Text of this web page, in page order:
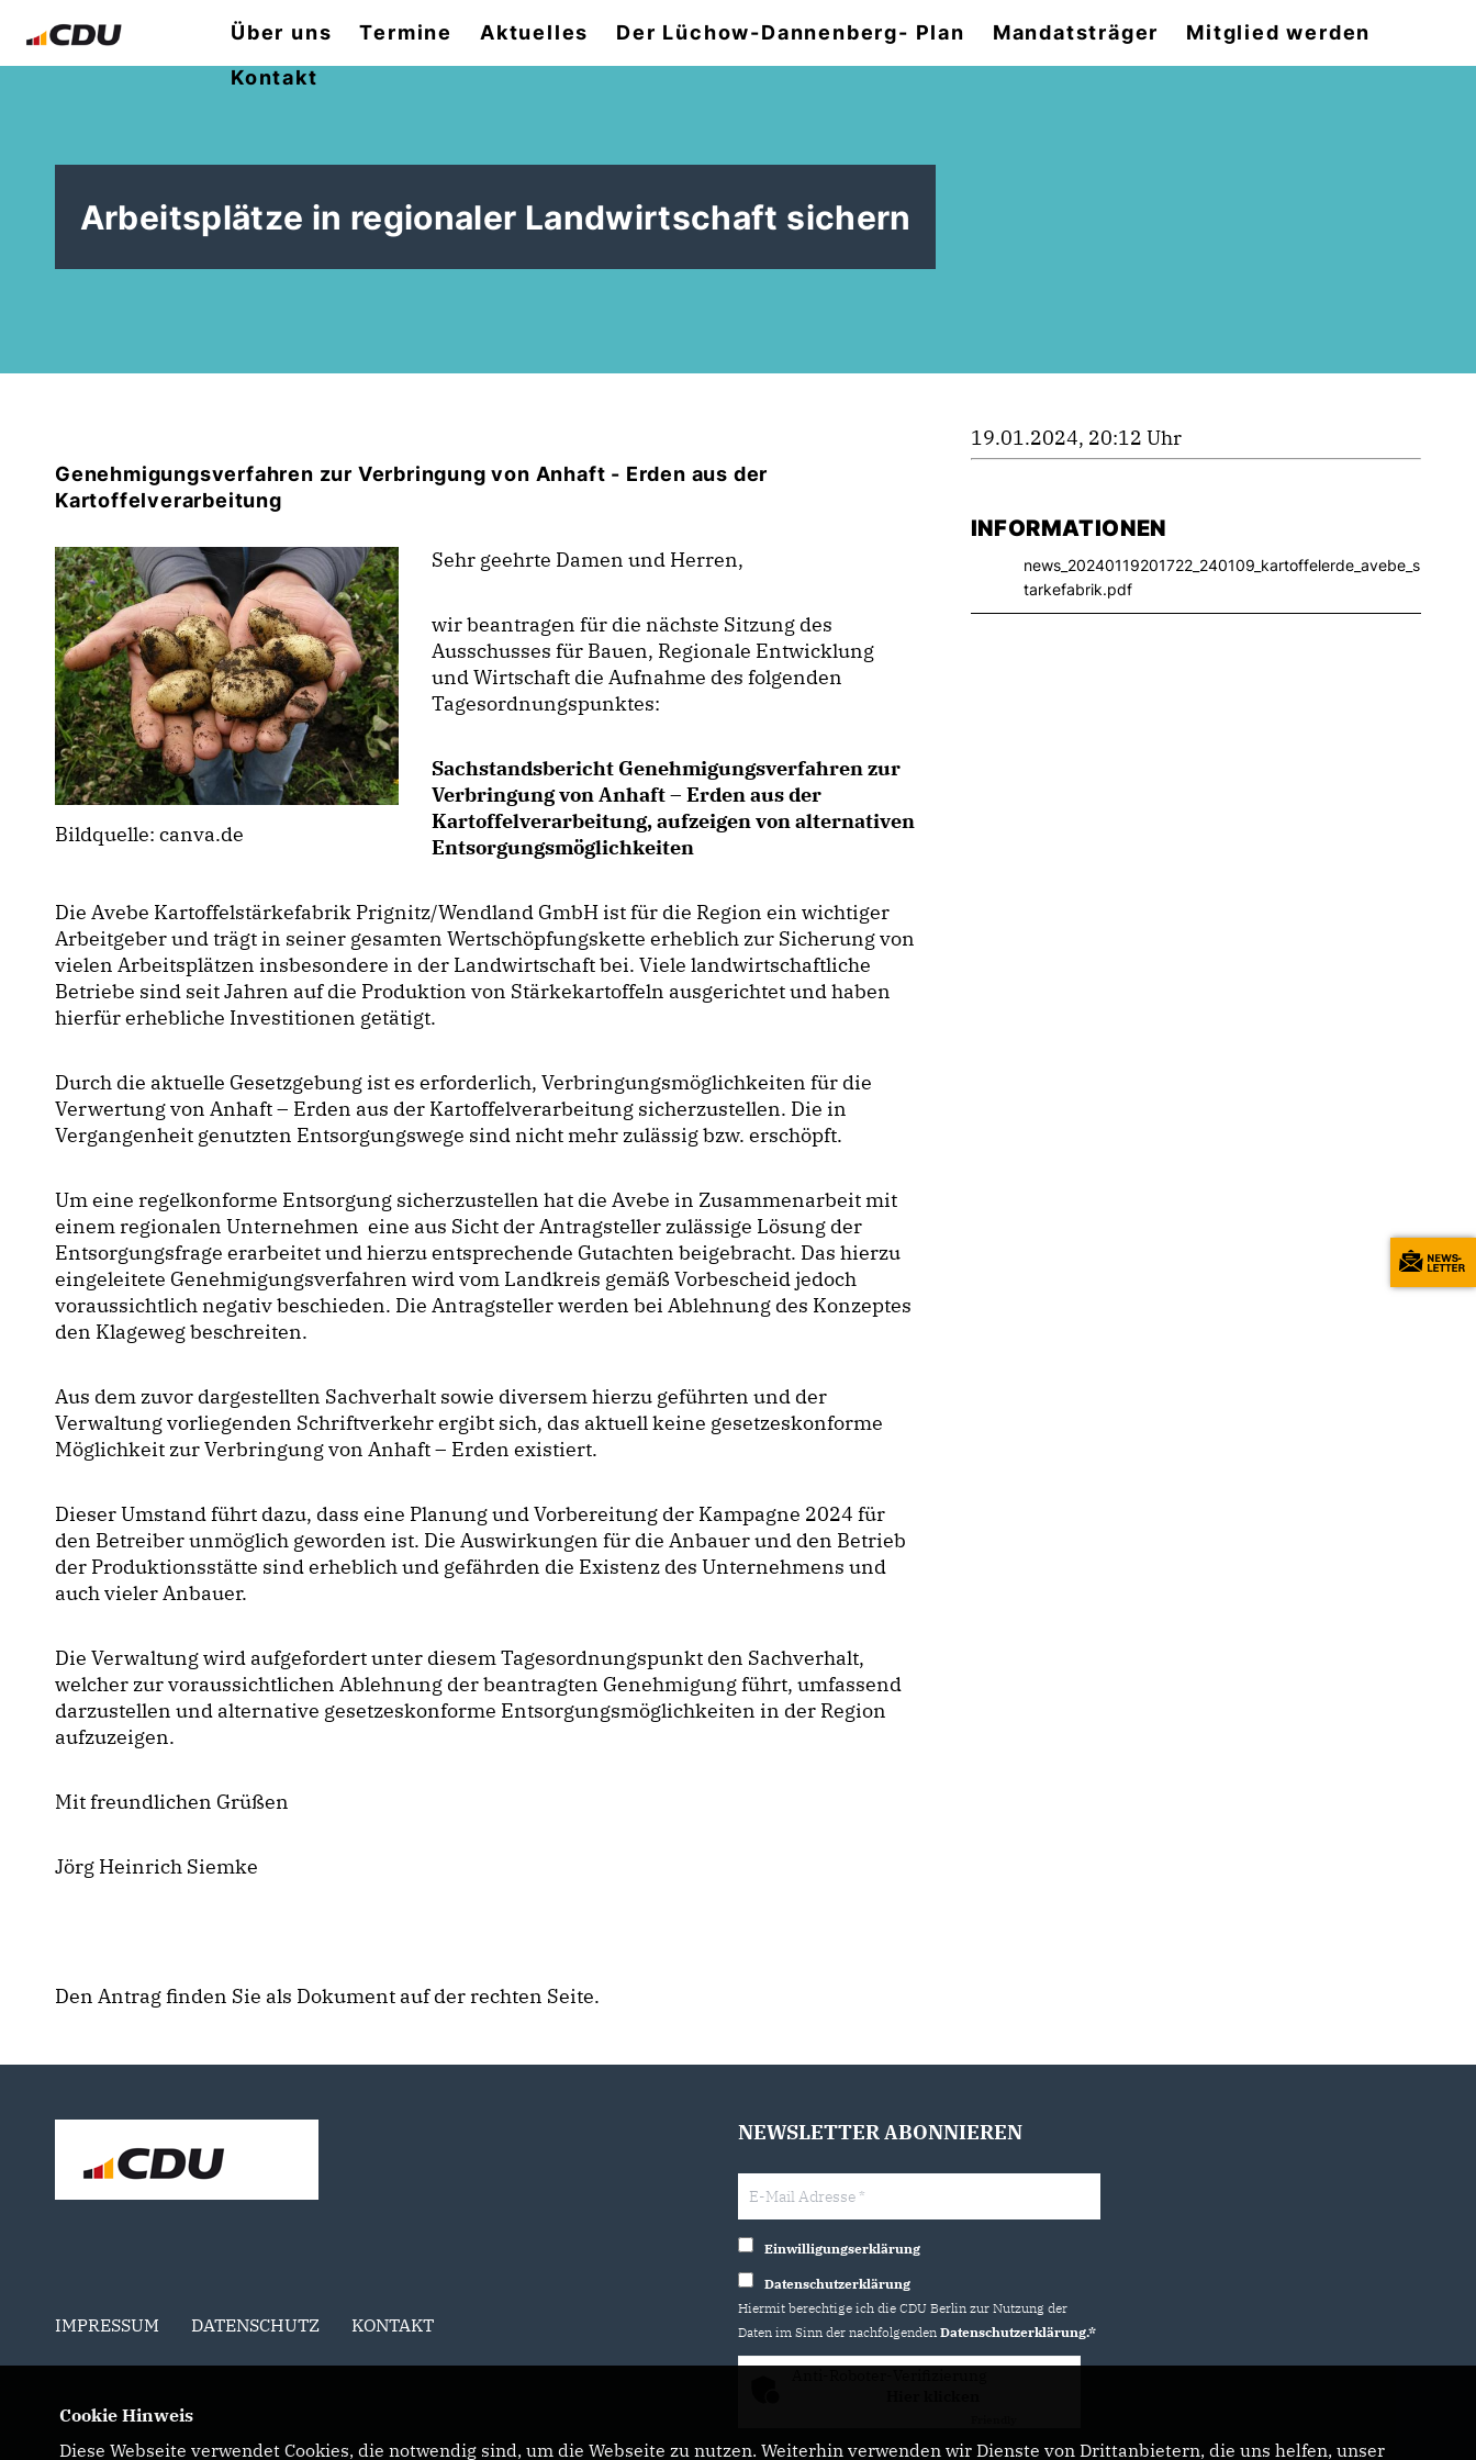
Über uns Termine Aktuelles Der Lüchow-Dannenberg- Plan Mandatsträger
Mitglied werden
Kontakt
Arbeitsplätze in regionaler Landwirtschaft sichern
Genehmigungsverfahren zur Verbringung von Anhaft - Erden aus der
Kartoffelverarbeitung
Bildquelle: canva.de
Sehr geehrte Damen und Herren,
wir beantragen für die nächste Sitzung des
Ausschusses für Bauen, Regionale Entwicklung
und Wirtschaft die Aufnahme des folgenden
Tagesordnungspunktes:
Sachstandsbericht Genehmigungsverfahren zur
Verbringung von Anhaft – Erden aus der
Kartoffelverarbeitung, aufzeigen von alternativen
Entsorgungsmöglichkeiten
Die Avebe Kartoffelstärkefabrik Prignitz/Wendland GmbH ist für die Region ein wichtiger
Arbeitgeber und trägt in seiner gesamten Wertschöpfungskette erheblich zur Sicherung von
vielen Arbeitsplätzen insbesondere in der Landwirtschaft bei. Viele landwirtschaftliche
Betriebe sind seit Jahren auf die Produktion von Stärkekartoffeln ausgerichtet und haben
hierfür erhebliche Investitionen getätigt.
Durch die aktuelle Gesetzgebung ist es erforderlich, Verbringungsmöglichkeiten für die
Verwertung von Anhaft – Erden aus der Kartoffelverarbeitung sicherzustellen. Die in
Vergangenheit genutzten Entsorgungswege sind nicht mehr zulässig bzw. erschöpft.
Um eine regelkonforme Entsorgung sicherzustellen hat die Avebe in Zusammenarbeit mit
einem regionalen Unternehmen eine aus Sicht der Antragsteller zulässige Lösung der
Entsorgungsfrage erarbeitet und hierzu entsprechende Gutachten beigebracht. Das hierzu
eingeleitete Genehmigungsverfahren wird vom Landkreis gemäß Vorbescheid jedoch
voraussichtlich negativ beschieden. Die Antragsteller werden bei Ablehnung des Konzeptes
den Klageweg beschreiten.
Aus dem zuvor dargestellten Sachverhalt sowie diversem hierzu geführten und der
Verwaltung vorliegenden Schriftverkehr ergibt sich, das aktuell keine gesetzeskonforme
Möglichkeit zur Verbringung von Anhaft – Erden existiert.
Dieser Umstand führt dazu, dass eine Planung und Vorbereitung der Kampagne 2024 für
den Betreiber unmöglich geworden ist. Die Auswirkungen für die Anbauer und den Betrieb
der Produktionsstätte sind erheblich und gefährden die Existenz des Unternehmens und
auch vieler Anbauer.
Die Verwaltung wird aufgefordert unter diesem Tagesordnungspunkt den Sachverhalt,
welcher zur voraussichtlichen Ablehnung der beantragten Genehmigung führt, umfassend
darzustellen und alternative gesetzeskonforme Entsorgungsmöglichkeiten in der Region
aufzuzeigen.
Mit freundlichen Grüßen
Jörg Heinrich Siemke
Den Antrag finden Sie als Dokument auf der rechten Seite.
19.01.2024, 20:12 Uhr
INFORMATIONEN
news_20240119201722_240109_kartoffelerde_avebe_s
tarkefabrik.pdf
IMPRESSUM DATENSCHUTZ KONTAKT
NEWSLETTER ABONNIEREN
Einwilligungserklärung
Datenschutzerklärung
Hiermit berechtige ich die CDU Berlin zur Nutzung der
Daten im Sinn der nachfolgenden Datenschutzerklärung.*
Cookie Hinweis
Diese Webseite verwendet Cookies, die notwendig sind, um die Webseite zu nutzen. Weiterhin verwenden wir Dienste von Drittanbietern, die uns helfen, unser